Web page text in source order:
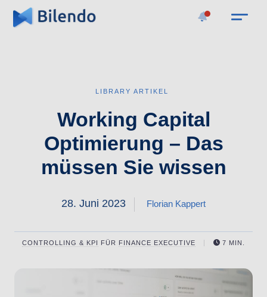
LIBRARY ARTIKEL
Working Capital
Optimierung – Das
müssen Sie wissen
28. Juni 2023 Florian Kappert
CONTROLLING & KPI FÜR FINANCE EXECUTIVE 7 MIN.